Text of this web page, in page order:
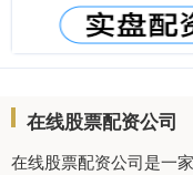
在线股票配资公司
在线股票配资公司是一